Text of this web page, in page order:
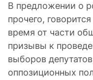
В предложении о
прочего,
время от части
призывы к
выборов
оппозиционных